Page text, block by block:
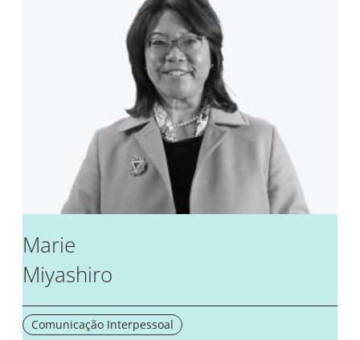
Marie
Miyashiro
Comunicação Interpessoal